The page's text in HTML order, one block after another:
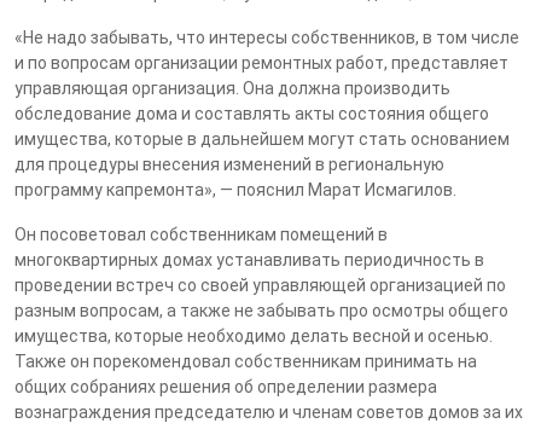
«Не надо забывать, что интересы собственников, в том числе
и по вопросам организации ремонтных работ, представляет
управляющая организация. Она должна производить
обследование дома и составлять акты состояния общего
имущества, которые в дальнейшем могут стать основанием
для процедуры внесения изменений в региональную
программу капремонта», — пояснил Марат Исмагилов.
Он посоветовал собственникам помещений в
многоквартирных домах устанавливать периодичность в
проведении встреч со своей управляющей организацией по
разным вопросам, а также не забывать про осмотры общего
имущества, которые необходимо делать весной и осенью.
Также он порекомендовал собственникам принимать на
общих собраниях решения об определении размера
вознаграждения председателю и членам советов домов за их